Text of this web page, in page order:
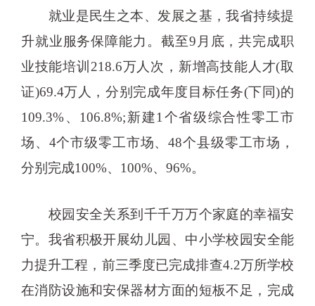
就业是民生之本、发展之基，我省持续提
升就业服务保障能力。截至9月底，共完成职
业技能培训218.6万人次，新增高技能人才(取
证)69.4万人，分别完成年度目标任务(下同)的
109.3%、106.8%;新建1个省级综合性零工市
场、4个市级零工市场、48个县级零工市场，
分别完成100%、100%、96%。
校园安全关系到千千万万个家庭的幸福安
宁。我省积极开展幼儿园、中小学校园安全能
力提升工程，前三季度已完成排查4.2万所学校
在消防设施和安保器材方面的短板不足，完成